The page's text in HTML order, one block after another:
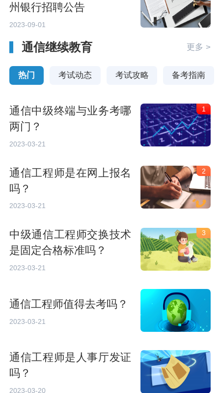
州银行招聘公告
2023-09-01
通信继续教育 更多 >
热门 考试动态 考试攻略 备考指南
通信中级终端与业务考哪
两门？
2023-03-21
1
通信工程师是在网上报名
吗？
2023-03-21
2
中级通信工程师交换技术
是固定合格标准吗？
2023-03-21
3
通信工程师值得去考吗？
2023-03-21
通信工程师是人事厅发证
吗？
2023-03-20